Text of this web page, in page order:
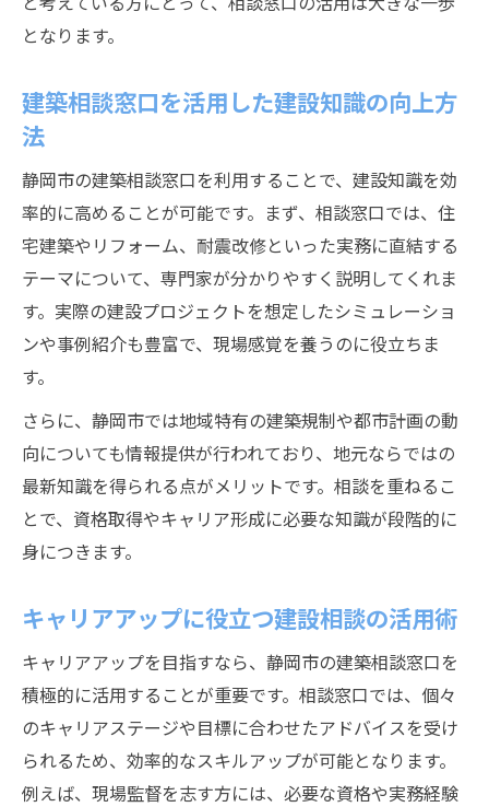
となります。
建築相談窓口を活用した建設知識の向上方
法
静岡市の建築相談窓口を利用することで、建設知識を効
率的に高めることが可能です。まず、相談窓口では、住
宅建築やリフォーム、耐震改修といった実務に直結する
テーマについて、専門家が分かりやすく説明してくれま
す。実際の建設プロジェクトを想定したシミュレーショ
ンや事例紹介も豊富で、現場感覚を養うのに役立ちま
す。
さらに、静岡市では地域特有の建築規制や都市計画の動
向についても情報提供が行われており、地元ならではの
最新知識を得られる点がメリットです。相談を重ねるこ
とで、資格取得やキャリア形成に必要な知識が段階的に
身につきます。
キャリアアップに役立つ建設相談の活用術
キャリアアップを目指すなら、静岡市の建築相談窓口を
積極的に活用することが重要です。相談窓口では、個々
のキャリアステージや目標に合わせたアドバイスを受け
られるため、効率的なスキルアップが可能となります。
例えば、現場監督を志す方には、必要な資格や実務経験